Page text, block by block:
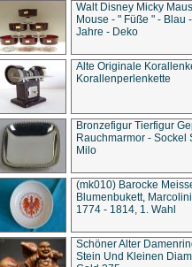
Walt Disney Micky
Mouse - " Füße " - Blau
Jahre - Deko
Alte Originale
Korallenperlenkette
Bronzefigur Tierfigur
Rauchmarmor - Sockel
Milo
(mk010) Barocke
Blumenbukett,
1774 - 1814, 1. Wahl
Schöner Alter
Stein Und Kleinen